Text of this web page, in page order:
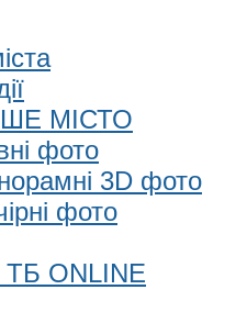
МІСТО
фото
3D фото
фото
ТБ ONLINE